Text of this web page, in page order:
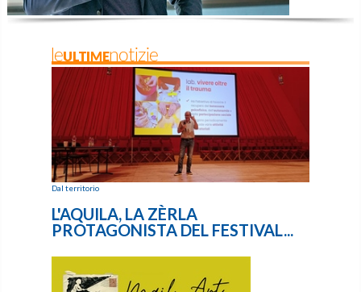
leULTIMEnotizie
Dal territorio
L'AQUILA, LA ZÈRLA
PROTAGONISTA DEL FESTIVAL...